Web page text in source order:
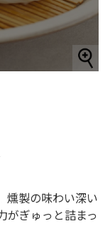
燻製の味わい深い
がぎゅっと詰まっ